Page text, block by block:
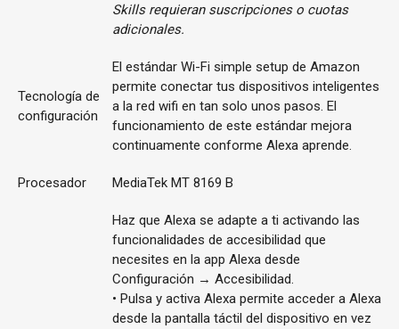
Skills requieran suscripciones o cuotas
adicionales.
Tecnología de
configuración
El estándar Wi-Fi simple setup de Amazon
permite conectar tus dispositivos inteligentes
a la red wifi en tan solo unos pasos. El
funcionamiento de este estándar mejora
continuamente conforme Alexa aprende.
Procesador MediaTek MT 8169 B
Haz que Alexa se adapte a ti activando las
funcionalidades de accesibilidad que
necesites en la app Alexa desde
Configuración → Accesibilidad.
• Pulsa y activa Alexa permite acceder a Alexa
desde la pantalla táctil del dispositivo en vez